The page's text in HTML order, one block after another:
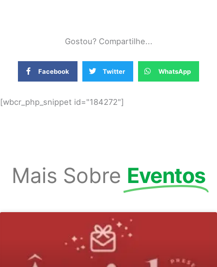
Gostou? Compartilhe...
Facebook Twitter WhatsApp
[wbcr_php_snippet id="184272"]
Mais Sobre Eventos